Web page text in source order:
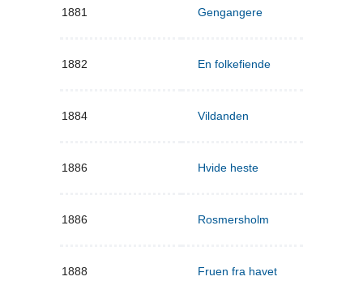
1881 Gengangere
1882 En folkefiende
1884 Vildanden
1886 Hvide heste
1886 Rosmersholm
1888 Fruen fra havet